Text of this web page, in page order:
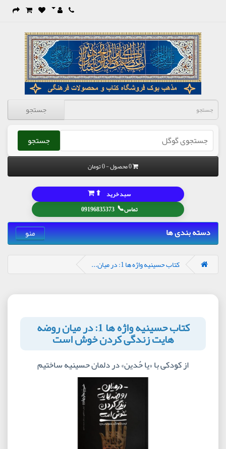
جستجو
جستجو
0 محصول - 0 تومان
تماس📞
09196835373
سبد خرید ⬆
دسته بندی ها منو
کتاب حسینیه واژه ها 1: در میان...
کتاب حسینیه واژه ها 1: در میان روضه
هایت زندگی کردن خوش است
از کودکی با «یا حُدین» در دلمان حسینیه ساختیم